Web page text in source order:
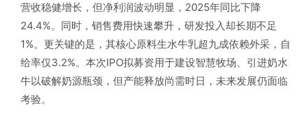
营收稳健增长，但净利润波动明显，2025年同比下降
24.4%。同时，销售费用快速攀升，研发投入却长期不足
1%。更关键的是，其核心原料生水牛乳超九成依赖外采，自
给率仅3.2%。本次IPO拟募资用于建设智慧牧场、引进奶水
牛以破解奶源瓶颈，但产能释放尚需时日，未来发展仍面临
考验。